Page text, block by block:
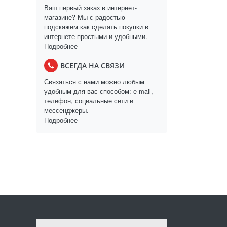
Ваш первый заказ в интернет-
магазине? Мы с радостью
подскажем как сделать покупки в
интернете простыми и удобными.
Подробнее
ВСЕГДА НА СВЯЗИ
Связаться с нами можно любым
удобным для вас способом: e-mail,
телефон, социальные сети и
мессенджеры.
Подробнее